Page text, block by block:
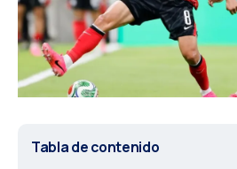
Tabla de contenido